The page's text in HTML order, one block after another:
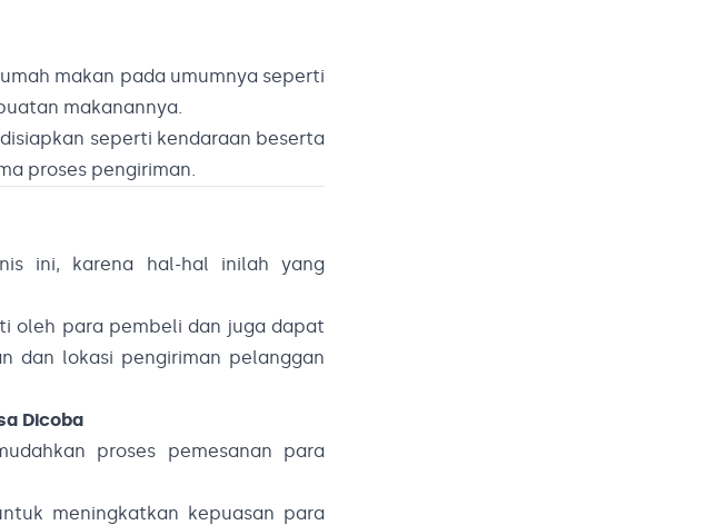
makan pada umumnya seperti
makanannya.
seperti kendaraan beserta
proses pengiriman.
ini, karena hal-hal inilah yang
oleh para pembeli dan juga dapat
dan lokasi pengiriman pelanggan
Dicoba
proses pemesanan para
meningkatkan kepuasan para